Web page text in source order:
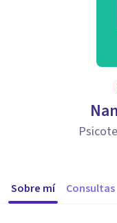
Sobre mí Consultas